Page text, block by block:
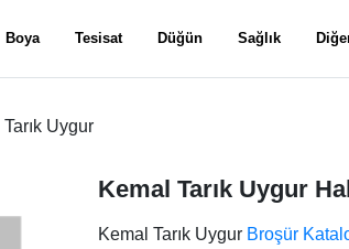
Boya Tesisat Düğün Sağlık
Uygur
Kemal Tarık Uygur
Kemal Tarık Uygur Broşür